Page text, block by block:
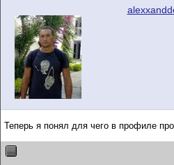
Теперь я понял для чего в профиле